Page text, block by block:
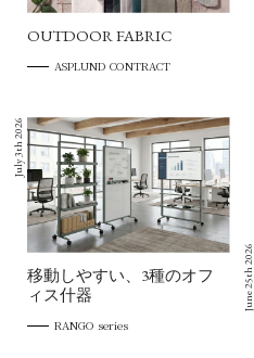
OUTDOOR FABRIC
ASPLUND CONTRACT
July 3th 2026
移動しやすい、3種のオフ
ィス什器
RANGO series
June 25th 2026